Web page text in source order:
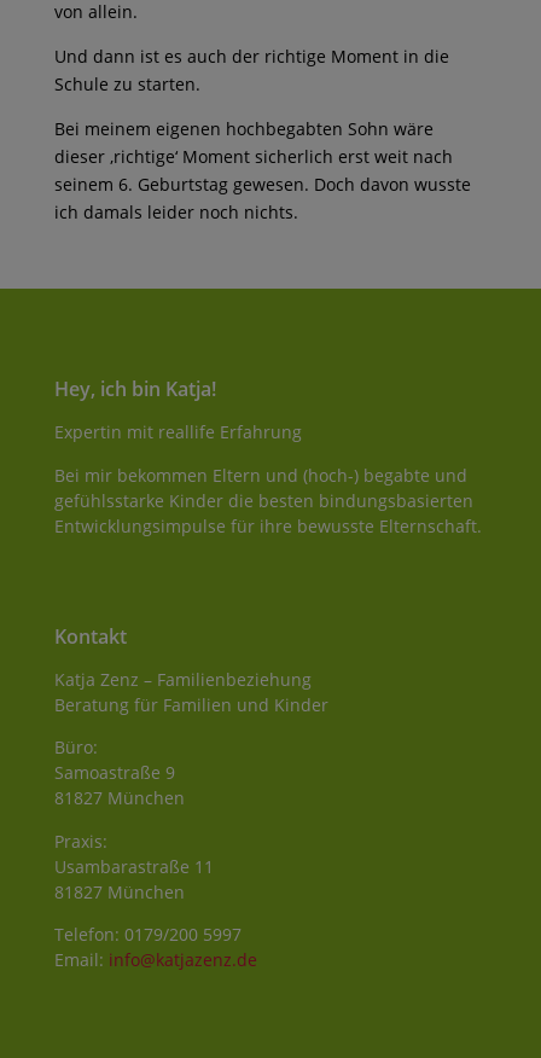
von allein.
Und dann ist es auch der richtige Moment in die
Schule zu starten.
Bei meinem eigenen hochbegabten Sohn wäre
dieser ‚richtige‘ Moment sicherlich erst weit nach
seinem 6. Geburtstag gewesen. Doch davon wusste
ich damals leider noch nichts.
Hey, ich bin Katja!
Expertin mit reallife Erfahrung
Bei mir bekommen Eltern und (hoch-) begabte und
gefühlsstarke Kinder die besten bindungsbasierten
Entwicklungsimpulse für ihre bewusste Elternschaft.
Kontakt
Katja Zenz – Familienbeziehung
Beratung für Familien und Kinder
Büro:
Samoastraße 9
81827 München
Praxis:
Usambarastraße 11
81827 München
Telefon: 0179/200 5997
Email: info@katjazenz.de